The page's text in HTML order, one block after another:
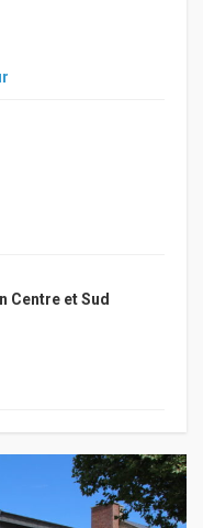
Centre et Sud